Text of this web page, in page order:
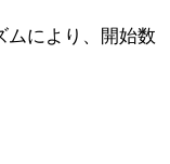
ムにより、開始数